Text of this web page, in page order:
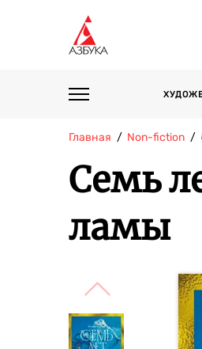
Главная Non-fiction
Семь
ламы